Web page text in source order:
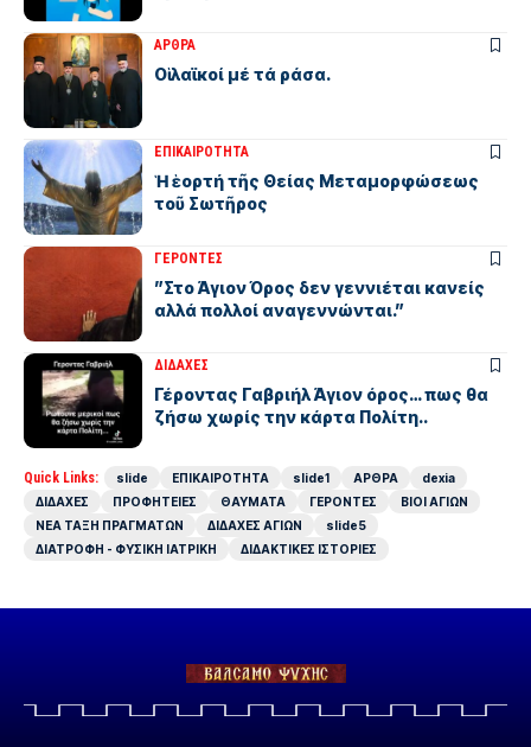
ΑΡΘΡΑ
Οἱ λαϊκοί μέ τά ράσα.
ΕΠΙΚΑΙΡΟΤΗΤΑ
Ἡ ἑορτή τῆς Θείας Μεταμορφώσεως
τοῦ Σωτῆρος
ΓΕΡΟΝΤΕΣ
”Στο Άγιον Όρος δεν γεννιέται κανείς
αλλά πολλοί αναγεννώνται.”
ΔΙΔΑΧΕΣ
Γέροντας Γαβριήλ Άγιον όρος… πως θα
ζήσω χωρίς την κάρτα Πολίτη..
Quick Links: slide ΕΠΙΚΑΙΡΟΤΗΤΑ slide1 ΑΡΘΡΑ
dexia
ΔΙΔΑΧΕΣ
ΠΡΟΦΗΤΕΙΕΣ ΘΑΥΜΑΤΑ ΓΕΡΟΝΤΕΣ
ΒΙΟΙ ΑΓΙΩΝ
ΝΕΑ ΤΑΞΗ ΠΡΑΓΜΑΤΩΝ
ΔΙΔΑΧΕΣ ΑΓΙΩΝ
slide5
ΔΙΑΤΡΟΦΗ - ΦΥΣΙΚΗ ΙΑΤΡΙΚΗ
ΔΙΔΑΚΤΙΚΕΣ ΙΣΤΟΡΙΕΣ